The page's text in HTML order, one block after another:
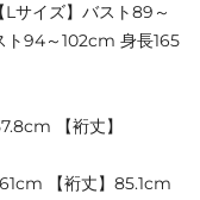
サイズ】バスト89～
ト94～102cm 身長165
【裄丈】
【裄丈】85.1cm